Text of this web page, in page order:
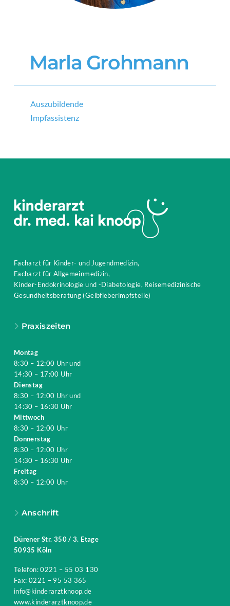
Marla Grohmann
Auszubildende
Impfassistenz
Facharzt für Kinder- und Jugendmedizin,
Facharzt für Allgemeinmedizin,
Kinder-Endokrinologie und -Diabetologie, Reisemedizinische
Gesundheitsberatung (Gelbfieberimpfstelle)
Praxiszeiten
Montag
8:30 – 12:00 Uhr und
14:30 – 17:00 Uhr
Dienstag
8:30 – 12:00 Uhr und
14:30 – 16:30 Uhr
Mittwoch
8:30 – 12:00 Uhr
Donnerstag
8:30 – 12:00 Uhr
14:30 – 16:30 Uhr
Freitag
8:30 – 12:00 Uhr
Anschrift
Dürener Str. 350 / 3. Etage
50935 Köln
Telefon:0221 – 55 03 130
Fax: 0221 – 95 53 365
info@kinderarztknoop.de
www.kinderarztknoop.de